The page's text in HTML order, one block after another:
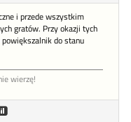
i przede wszystkim
gratów. Przy okazji tych
powiększalnik do stanu
wierzę!